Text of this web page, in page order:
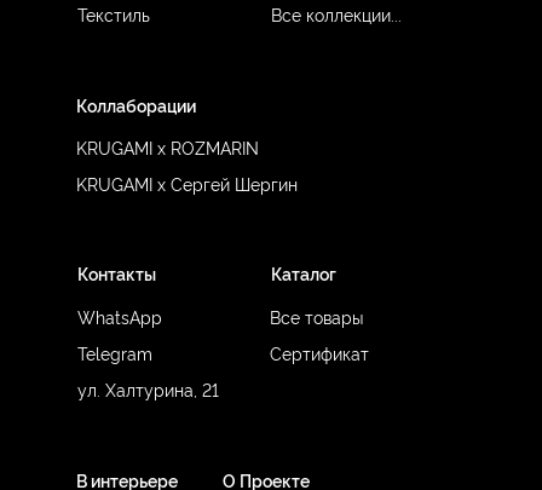
Сертификат
Коллаборации
О Проекте
Все коллекции...
Текстиль
KRUGAMI x Сергей Шергин
KRUGAMI x ROZMARIN
ул. Халтурина, 21
В интерьере
Контакты
WhatsApp
Telegram
Каталог
Все товары